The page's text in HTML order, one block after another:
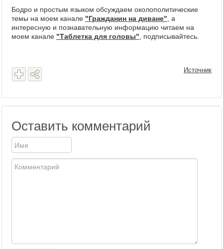
Бодро и простым языком обсуждаем околополитические
темы на моем канале "Гражданин на диване" , а
интересную и познавательную информацию читаем на
моем канале "Таблетка для головы" , подписывайтесь.
Источник
Оставить комментарий